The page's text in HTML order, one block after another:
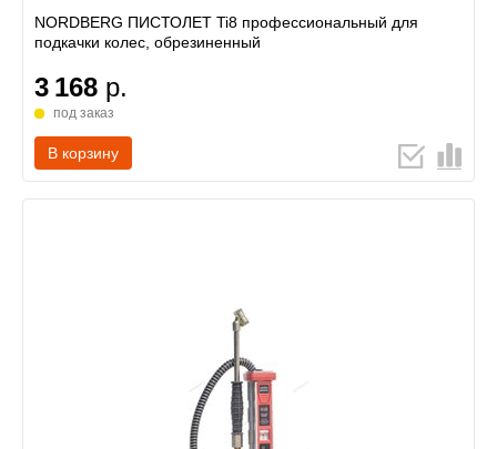
NORDBERG ПИСТОЛЕТ Ti8 профессиональный для
подкачки колес, обрезиненный
3 168 р.
под заказ
В корзину